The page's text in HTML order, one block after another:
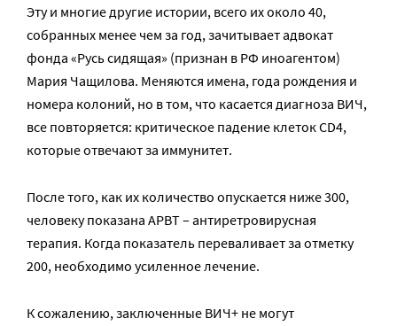
Эту и многие другие истории, всего их около 40,
собранных менее чем за год, зачитывает адвокат
фонда «Русь сидящая» (признан в РФ иноагентом)
Мария Чащилова. Меняются имена, года рождения и
номера колоний, но в том, что касается диагноза ВИЧ,
все повторяется: критическое падение клеток CD4,
которые отвечают за иммунитет.
После того, как их количество опускается ниже 300,
человеку показана АРВТ – антиретровирусная
терапия. Когда показатель переваливает за отметку
200, необходимо усиленное лечение.
К сожалению, заключенные ВИЧ+ не могут